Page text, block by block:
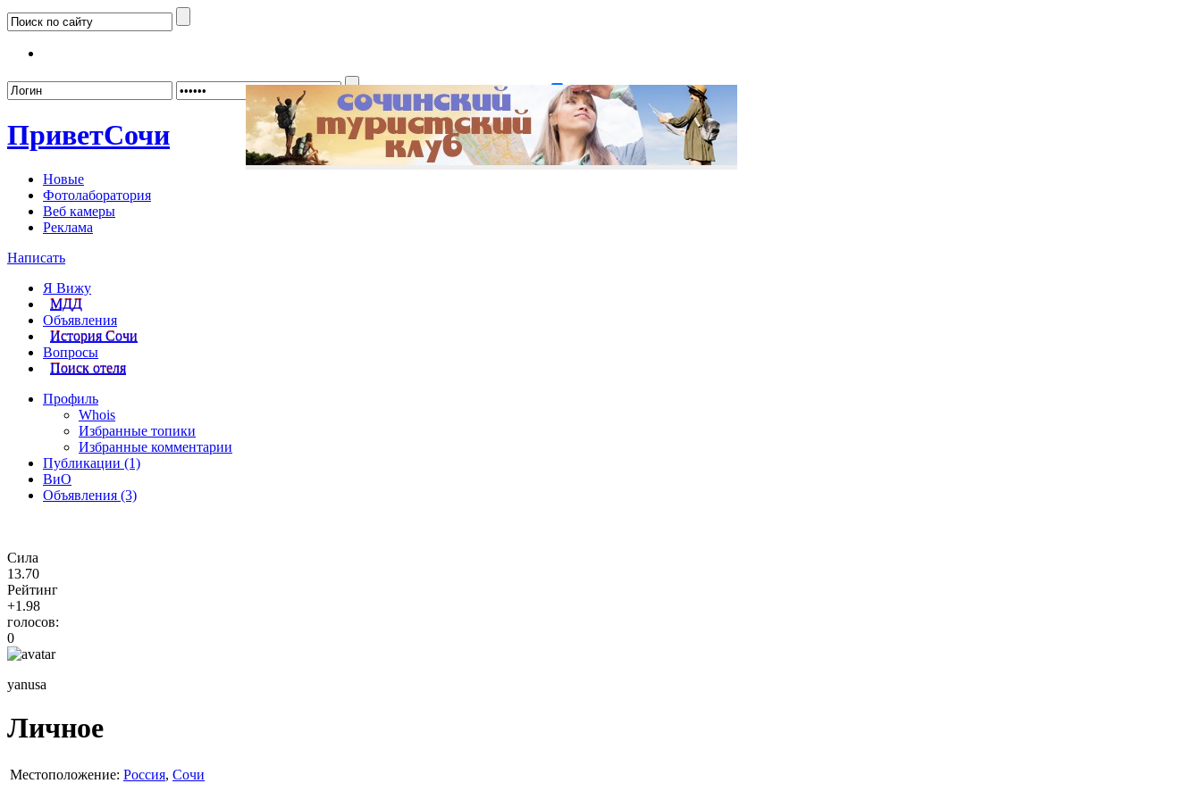
Забыли пароль? Регистрация
ПриветСочи
Новые
Фотолаборатория
Веб камеры
Реклама
Написать
Я Вижу
МДД
Объявления
История Сочи
Вопросы
Поиск отеля
Профиль
Whois
Избранные топики
Избранные комментарии
Публикации (1)
ВиО
Объявления (3)
Сила
13.70
Рейтинг
+1.98
голосов:
0
yanusa
Личное
Местоположение: Россия, Сочи